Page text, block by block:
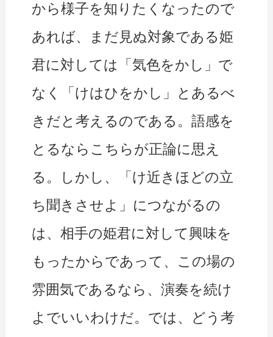
から様子を知りたくなったので
あれば、まだ見ぬ対象である姫
君に対しては「気色をかし」で
なく「けはひをかし」とあるべ
きだと考えるのである。語感を
とるならこちらが正論に思え
る。しかし、「け近きほどの立
ち聞きさせよ」につながるの
は、相手の姫君に対して興味を
もったからであって、この場の
雰囲気であるなら、演奏を続け
よでいいわけだ。では、どう考